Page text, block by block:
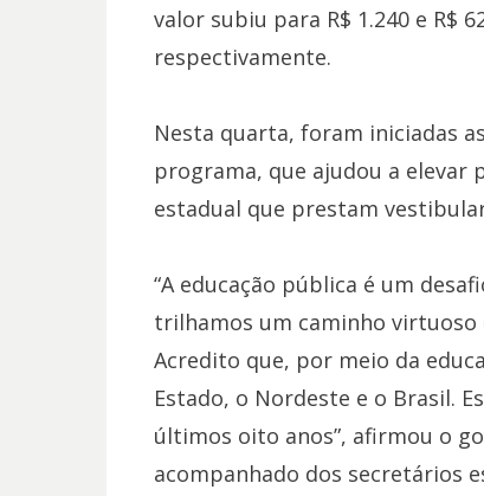
valor subiu para R$ 1.240 e R$
respectivamente.
Nesta quarta, foram iniciadas
programa, que ajudou a elevar
estadual que prestam
“A educação pública é um
trilhamos um caminho virtuoso
Acredito que, por meio da
Estado, o Nordeste e o Brasil.
últimos oito anos”, afirmou o
acompanhado dos secretários